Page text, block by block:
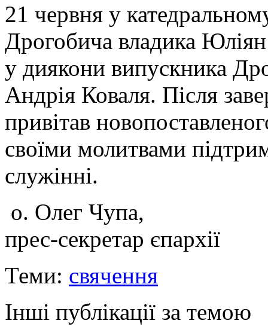
21 червня у
Дрогобича владика
у диякони випускника
Андрія Коваля. Після
привітав
своїми молитвами
служінні.
о. Олег Чупа,
прес-секретар єпархії
Теми: свячення
Інші публікації за темою